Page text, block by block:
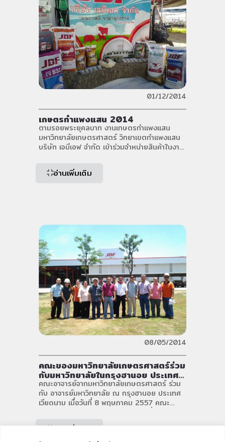
01/12/2014
เกษตรกำแพงแสน 2014
ตามรอยพระยุคลบาท งานเกษตรกำแพงแสน
มหาวิทยาลัยเกษตรศาสตร์ วิทยาเขตกำแพงแสน
บริษัท เจบีเอฟ จำกัด เข้าร่วมจำหน่ายสินค้าในงาน
วิทยาเขตกำแพงแสนจะจัดขึ้นในวันที่ 1-10
ธันวาคม 2557 เหมือนกับทุกๆ ปีที่ผ่านมา
อ่านเพิ่มเติม
08/05/2014
คณะของมหาวิทยาลัยเกษตรศาสตร์ร่วม
กับมหาวิทยาลัยในกรุงฮานอย ประเทศ
เวียดนาม
คณะอาจารย์จากมหาวิทยาลัยเกษตรศาสตร์ ร่วม
กับ อาจารย์มหาวิทยาลัย ณ กรุงฮานอย ประเทศ
เวียดนาม เมื่อวันที่ 8 พฤษภาคม 2557 คณะ
โรงงานผลิตยาสัตว์ บ.บิ๊ค เคมิคอล จำกัด และ
อ่านเพิ่มเติม